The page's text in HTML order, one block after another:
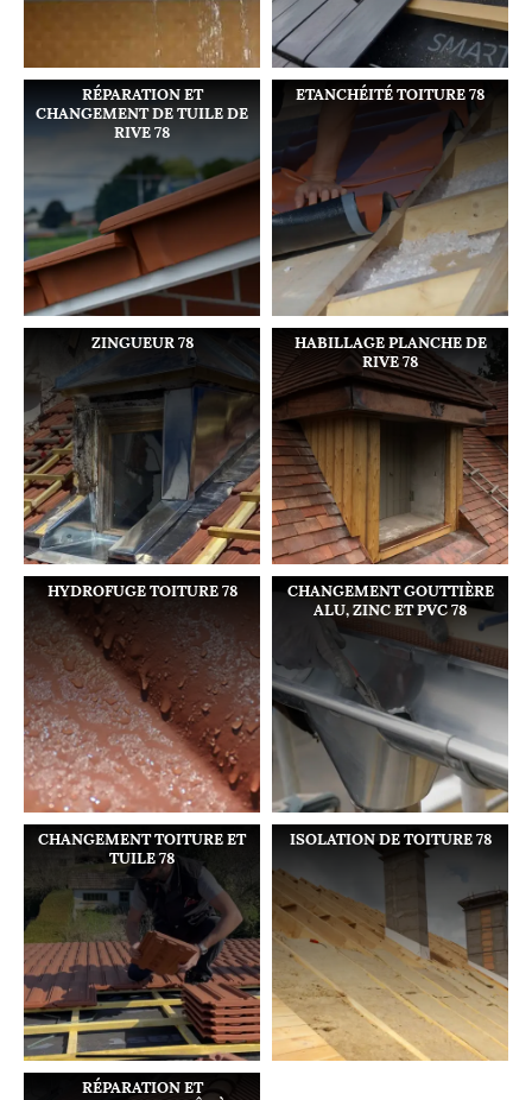
RÉPARATION ET
CHANGEMENT DE TUILE DE
RIVE 78
ETANCHÉITÉ TOITURE 78
ZINGUEUR 78
HABILLAGE PLANCHE DE
RIVE 78
HYDROFUGE TOITURE 78
CHANGEMENT GOUTTIÈRE
ALU, ZINC ET PVC 78
CHANGEMENT TOITURE ET
TUILE 78
ISOLATION DE TOITURE 78
RÉPARATION ET